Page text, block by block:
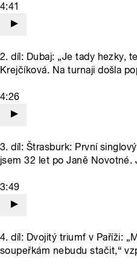
4:41
2. díl: Dubaj: „Je tady hezky,
Krejčíková. Na turnaji došla
4:26
3. díl: Štrasburk: První
jsem 32 let po Janě Novotné.
3:49
4. díl: Dvojitý triumf v Paříži:
soupeřkám nebudu stačit,“